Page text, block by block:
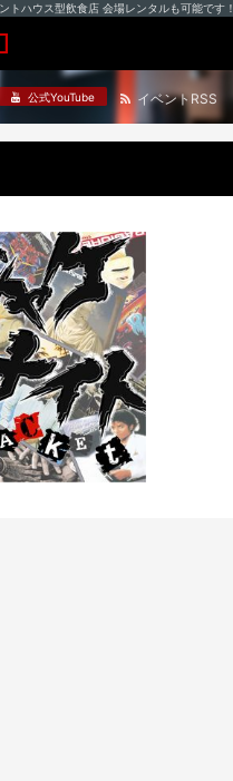
トハウス型飲食店 会場レンタルも可能です！
公式YouTube イベントRSS